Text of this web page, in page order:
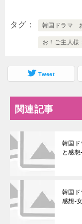
タグ 韓国ドラマ
お！ご主人様
Tweet
関連記事
韓国
と感
韓国ド
感想-